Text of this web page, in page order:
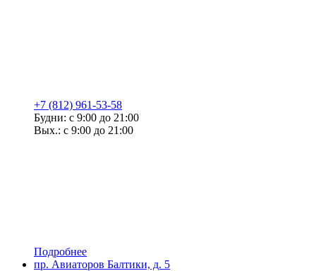
+7 (812) 961-53-58
Будни: с 9:00 до 21:00
Вых.: с 9:00 до 21:00
Подробнее
пр. Авиаторов Балтики, д. 5